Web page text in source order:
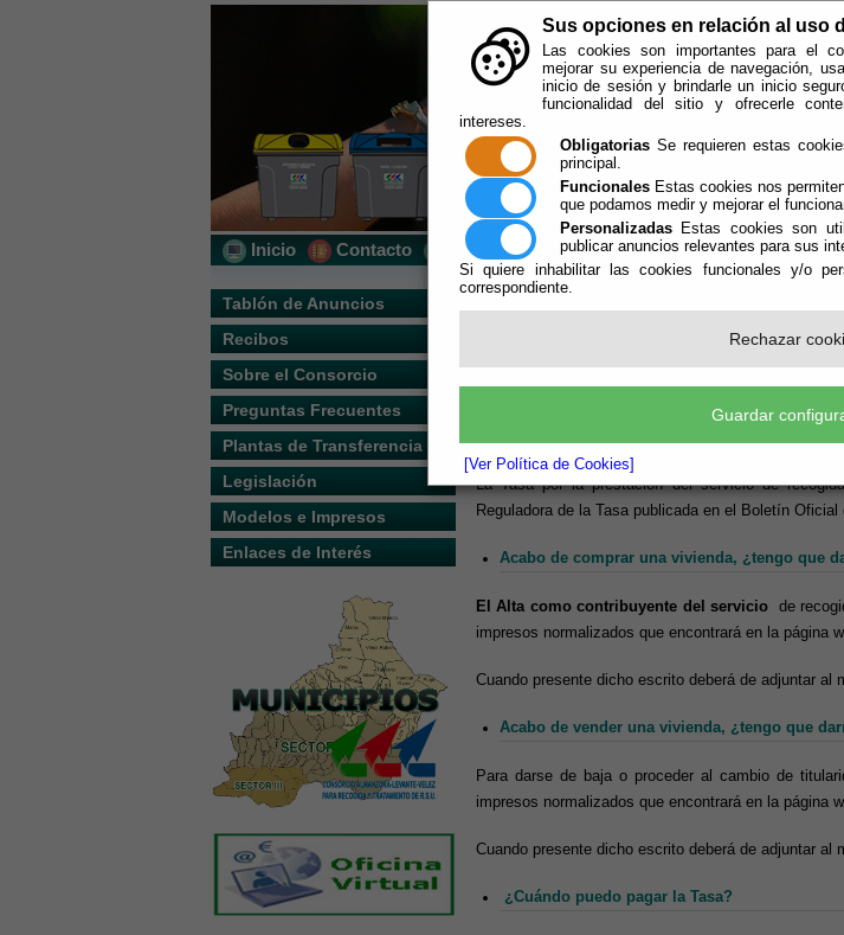
Sus opciones en relación al uso
Las cookies son importantes para el
mejorar su experiencia de navegación,
inicio de sesión y brindarle un inicio
funcionalidad del sitio y ofrecerle
intereses.
Obligatorias Se requieren estas
principal.
Funcionales Estas cookies nos
que podamos medir y mejorar el
Personalizadas Estas cookies son
publicar anuncios relevantes para sus
Si quiere inhabilitar las cookies funcionales y/o
correspondiente.
Rechazar
Guardar
[Ver Política de Cookies]
Inicio Contacto Localización Quién Somos
Tablón de Anuncios
Recibos
Sobre el Consorcio
Preguntas Frecuentes
Plantas de Transferencia
Legislación
Modelos e Impresos
Enlaces de Interés
Usted se encuentra aquí:
La Tasa por la prestación del servicio de
Reguladora de la Tasa publicada en el Boletín
Acabo de comprar una vivienda, ¿tengo que
El Alta como contribuyente del servicio de
impresos normalizados que encontrará en la página
Cuando presente dicho escrito deberá de adjuntar
Acabo de vender una vivienda, ¿tengo que
Para darse de baja o proceder al cambio de
impresos normalizados que encontrará en la página
Cuando presente dicho escrito deberá de adjuntar
¿Cuándo puedo pagar la Tasa?